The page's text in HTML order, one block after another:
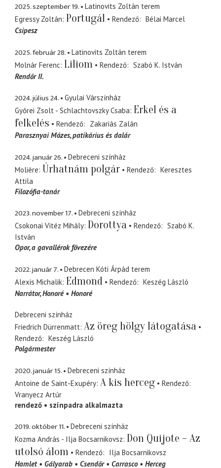
2025. szeptember 19.
Latinovits Zoltán terem
Egressy Zoltán Portugál Rendező
Bélai Marcel
Csipesz
2025. február 28.
Latinovits Zoltán terem
Molnár Ferenc Liliom Rendező
Szabó K. István
Rendőr II.
2024. július 24.
Gyulai Várszínház
Győrei Zsolt - Schlachtovszky Csaba Erkel és a
felkelés
Rendező
Zakariás Zalán
Parasznyai Mózes patikárius és dalár
2024. január 26.
Debreceni színház
Molière Úrhatnám polgár Rendező
Keresztes
Attila
Filozófia-tanár
2023. november 17.
Debreceni színház
Csokonai Vitéz Mihály Dorottya Rendező
Szabó K.
István
Opor a gavallérok fővezére
2022. január 7.
Debrecen Kóti Árpád terem
Alexis Michalik Edmond Rendező
Keszég László
Narrátor Honoré Honoré
Debreceni színház
Friedrich Dürrenmatt Az öreg hölgy látogatása
Rendező
Keszég László
Polgármester
2020. január 15.
Debreceni színház
Antoine de Saint-Exupéry A kis herceg
Rendező
Vranyecz Artúr
rendező
színpadra alkalmazta
2019. október 11.
Debreceni színház
Kozma András - Ilja Bocsarnikovsz Don Quijote – Az
utolsó álom
Rendező
Ilja Bocsarnikovsz
Hamlet
Gályarab Csendőr Carrasco Herceg